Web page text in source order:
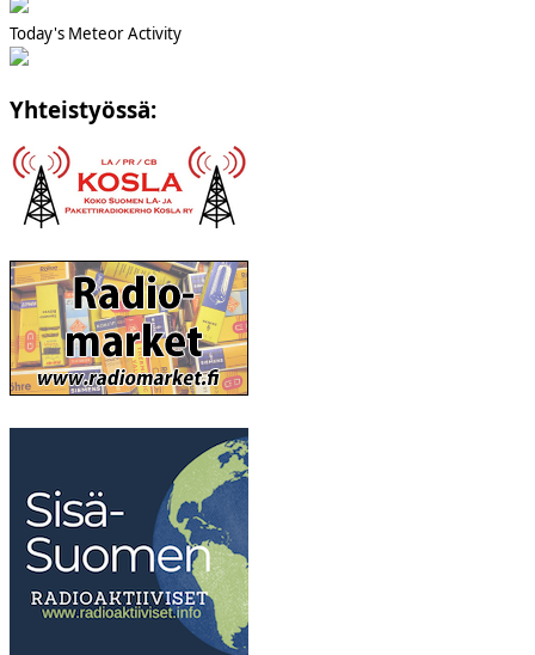
Today's Meteor Activity
Yhteistyössä: